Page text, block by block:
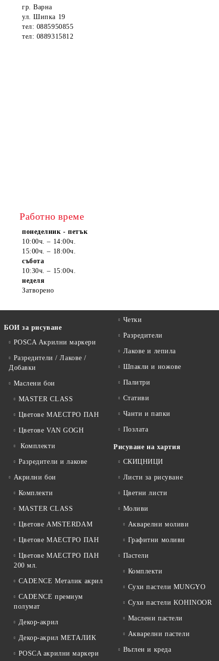
гр. Варна
ул. Шипка 19
тел: 0885950855
тел: 0889315812
Работно време
понеделник - петък
10:00ч. – 14:00ч.
15:00ч. – 18:00ч.
събота
10:30ч. – 15:00ч.
неделя
Затворено
БОИ за рисуване
POSCA Акрилни маркери
Разредители / Лакове /
Добавки
Маслени бои
MASTER CLASS
Цветове МАЕСТРО ПАН
Цветове VAN GOGH
Комплекти
Разредители и лакове
Акрилни бои
Комплекти
MASTER CLASS
Цветове AMSTERDAM
Цветове МАЕСТРО ПАН
Цветове МАЕСТРО ПАН
200 мл.
CADENCE Металик акрил
CADENCE премиум
полумат
Декор-акрил
Декор-акрил МЕТАЛИК
POSCA акрилни маркери
Четки
Разредители
Лакове и лепила
Шпакли и ножове
Палитри
Стативи
Чанти и папки
Позлата
Рисуване на хартия
СКИЦНИЦИ
Листи за рисуване
Цветни листи
Моливи
Акварелни моливи
Графитни моливи
Пастели
Комплекти
Сухи пастели MUNGYO
Сухи пастели KOHINOOR
Маслени пастели
Акварелни пастели
Въглен и креда